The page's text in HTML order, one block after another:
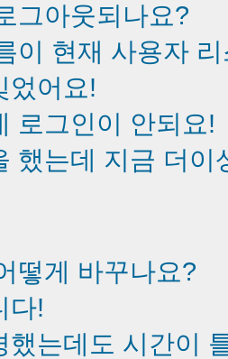
그아웃되나요?
이 현재 사용자
었어요!
로그인이 안되요!
했는데 지금 더이
떻게 바꾸나요?
다!
했는데도 시간이